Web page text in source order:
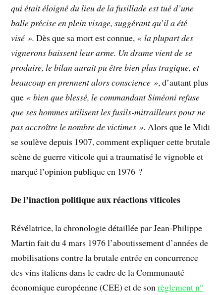
qui était éloigné du lieu de la fusillade est tué d’une
balle précise en plein visage, suggérant qu’il a été
visé ». Dès que sa mort est connue, « la plupart des
vignerons baissent leur arme. Un drame vient de se
produire, le bilan aurait pu être bien plus tragique, et
beaucoup en prennent alors conscience », d’autant plus
que « bien que blessé, le commandant Siméoni refuse
que ses hommes utilisent les fusils-mitrailleurs pour ne
pas accroître le nombre de victimes ». Alors que le Midi
se soulève depuis 1907, comment expliquer cette brutale
scène de guerre viticole qui a traumatisé le vignoble et
marqué l’opinion publique en 1976 ?
De l’inaction politique aux réactions viticoles
Révélatrice, la chronologie détaillée par Jean-Philippe
Martin fait du 4 mars 1976 l’aboutissement d’années de
mobilisations contre la brutale entrée en concurrence
des vins italiens dans le cadre de la Communauté
économique européenne (CEE) et de sonrèglement n°